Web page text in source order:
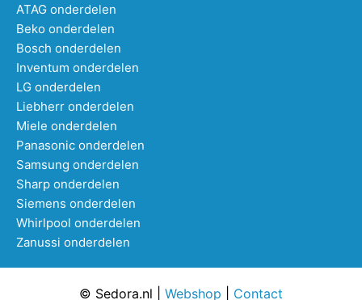
ATAG onderdelen
Beko onderdelen
Bosch onderdelen
Inventum onderdelen
LG onderdelen
Liebherr onderdelen
Miele onderdelen
Panasonic onderdelen
Samsung onderdelen
Sharp onderdelen
Siemens onderdelen
Whirlpool onderdelen
Zanussi onderdelen
© Sedora.nl | Webshop Contact